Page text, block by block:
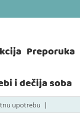
Preporuka
i dečija soba
upotrebu